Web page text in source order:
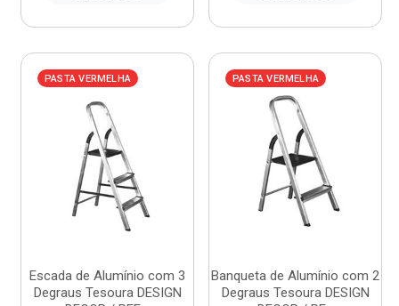
PASTA VERMELHA
Escada de Alumínio com 3
Degraus Tesoura DESIGN
PASTA VERMELHA
Banqueta de Alumínio com 2
Degraus Tesoura DESIGN